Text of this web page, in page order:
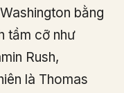
bằng
tầm cỡ như
Rush,
là Thomas